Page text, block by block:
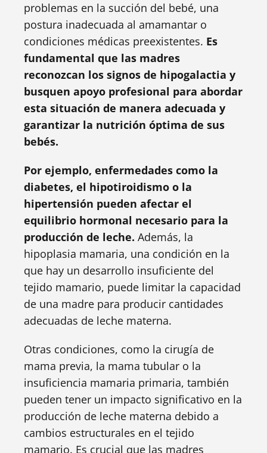
problemas en la succión del bebé, una
postura inadecuada al amamantar o
condiciones médicas preexistentes. Es
fundamental que las madres
reconozcan los signos de hipogalactia y
busquen apoyo profesional para abordar
esta situación de manera adecuada y
garantizar la nutrición óptima de sus
bebés.
Por ejemplo, enfermedades como la
diabetes, el hipotiroidismo o la
hipertensión pueden afectar el
equilibrio hormonal necesario para la
producción de leche. Además, la
hipoplasia mamaria, una condición en la
que hay un desarrollo insuficiente del
tejido mamario, puede limitar la capacidad
de una madre para producir cantidades
adecuadas de leche materna.
Otras condiciones, como la cirugía de
mama previa, la mama tubular o la
insuficiencia mamaria primaria, también
pueden tener un impacto significativo en la
producción de leche materna debido a
cambios estructurales en el tejido
mamario. Es crucial que las madres